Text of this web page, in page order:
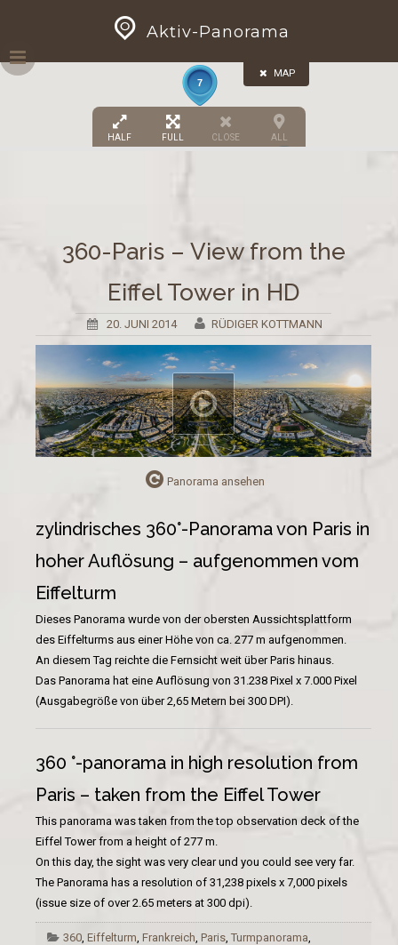
content
Aktiv-Panorama
MAP
7
HALF FULL CLOSE ALL
360-Paris – View from the
Eiffel Tower in HD
20. JUNI 2014 RÜDIGER KOTTMANN
Panorama ansehen
zylindrisches 360°-Panorama von Paris in
hoher Auflösung – aufgenommen vom
Eiffelturm
Dieses Panorama wurde von der obersten Aussichtsplattform
des Eiffelturms aus einer Höhe von ca. 277 m aufgenommen.
An diesem Tag reichte die Fernsicht weit über Paris hinaus.
Das Panorama hat eine Auflösung von 31.238 Pixel x 7.000 Pixel
(Ausgabegröße von über 2,65 Metern bei 300 DPI).
360 °-panorama in high resolution from
Paris – taken from the Eiffel Tower
This panorama was taken from the top observation deck of the
Eiffel Tower from a height of 277 m
On this day, the sight was very clear und you could see very far.
The Panorama has a resolution of 31,238 pixels x 7,000 pixels
(issue size of over 2.65 meters at 300 dpi)
360 ,Eiffelturm ,Frankreich ,Paris ,Turmpanorama